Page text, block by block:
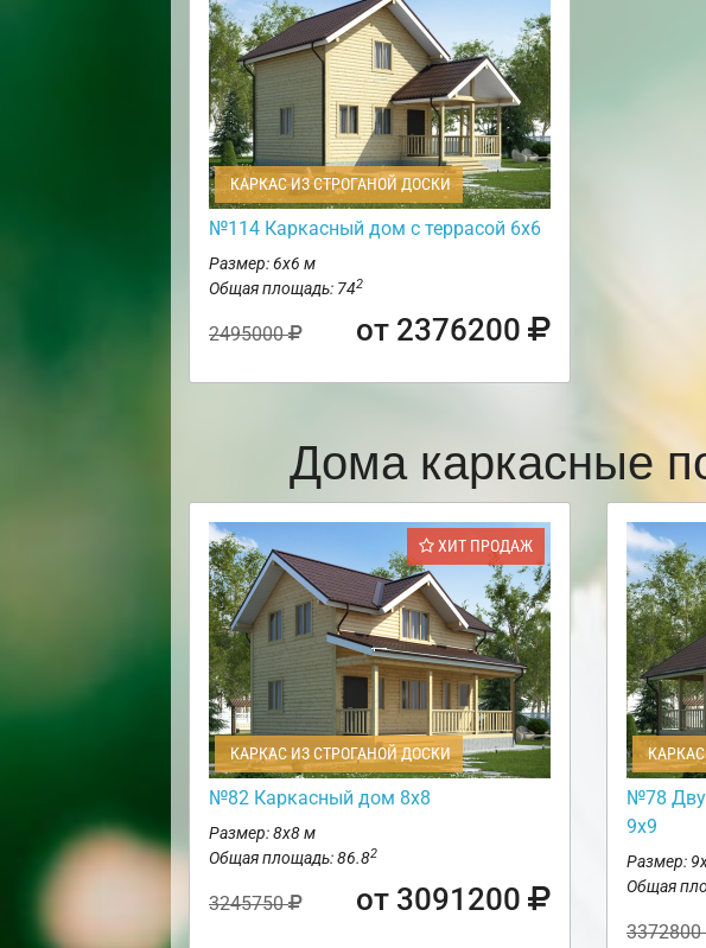
КАРКАС ИЗ СТРОГАНОЙ ДОСКИ
№114 Каркасный дом с террасой 6х6
Размер: 6х6 м
Общая площадь: 742
2495000 от 2376200
Дома каркасные
ХИТ ПРОДАЖ
КАРКАС ИЗ СТРОГАНОЙ ДОСКИ
№82 Каркасный дом 8х8
Размер: 8х8 м
Общая площадь: 86.82
3245750 от 3091200
№78
9х9
Размер:
Общая
3372800